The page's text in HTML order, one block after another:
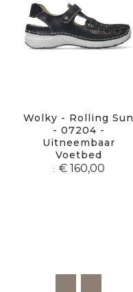
Wolky - Rolling Sun
- 07204 -
Uitneembaar
Voetbed
€ 160,00